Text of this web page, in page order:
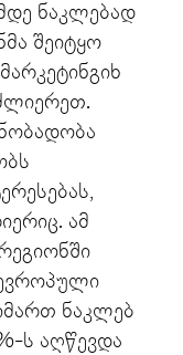
ნაკლებად
შეიტყო
ამ
ნაკლებ
ს აღწევდა